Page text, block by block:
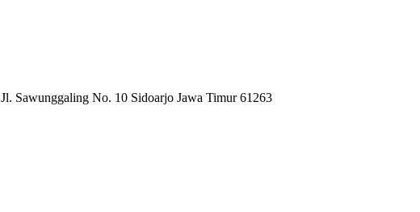
Jl. Sawunggaling No. 10 Sidoarjo Jawa Timur 61263